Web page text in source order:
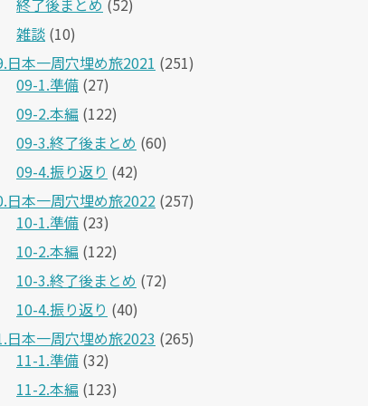
終了後まとめ (52)
雑談 (10)
日本一周穴埋め旅2021 (251)
09-1.準備 (27)
09-2.本編 (122)
09-3.終了後まとめ (60)
09-4.振り返り (42)
日本一周穴埋め旅2022 (257)
10-1.準備 (23)
10-2.本編 (122)
10-3.終了後まとめ (72)
10-4.振り返り (40)
日本一周穴埋め旅2023 (265)
11-1.準備 (32)
11-2.本編 (123)